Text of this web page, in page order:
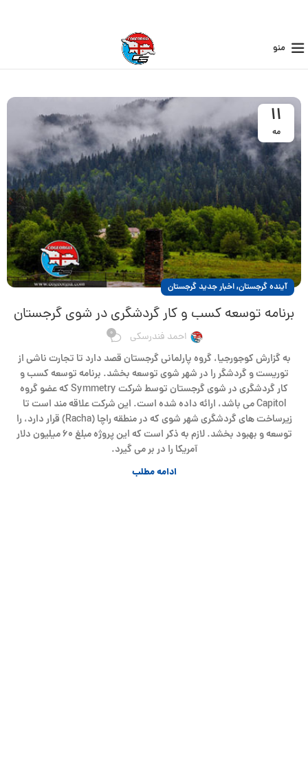
منو
11
مه
آینده گرجستان,اخبار جدید گرجستان
برنامه توسعه کسب و کار گردشگری در شوی گرجستان
احمد فندرسکی 0
به گزارش کوجورجیا، گروه پارلمانی گرجستان قصد دارد تا تجارت ناشی از
توریست و گردشگر را در شهر شوی توسعه بخشد. برنامه توسعه کسب و
کار گردشگری در شوی گرجستان توسط شرکت Symmetry که عضو گروه
Capitol می باشد، ارائه داده شده است. این شرکت علاقه مند است تا
زیرساخت های گردشگری شهر شوی که در منطقه راچا (Racha) قرار دارد، را
توسعه و بهبود بخشد. لازم به ذکر است که این پروژه مبلغ ۶۰ میلیون دلار
آمریکا را در بر می گیرد.
ادامه مطلب